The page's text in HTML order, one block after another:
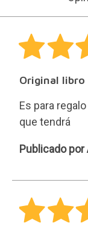
Original libro
Es para
que tendrá
Aurora
Publicado por